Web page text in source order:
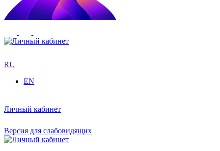
RU
EN
Личный кабинет
Версия для слабовидящих